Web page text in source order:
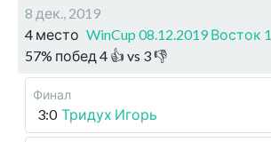
8 дек., 2019
4 место WinCup 08.12.2019 Восток 1
57% побед 4 👍 vs 3👎
Финал
3:0 Тридух Игорь